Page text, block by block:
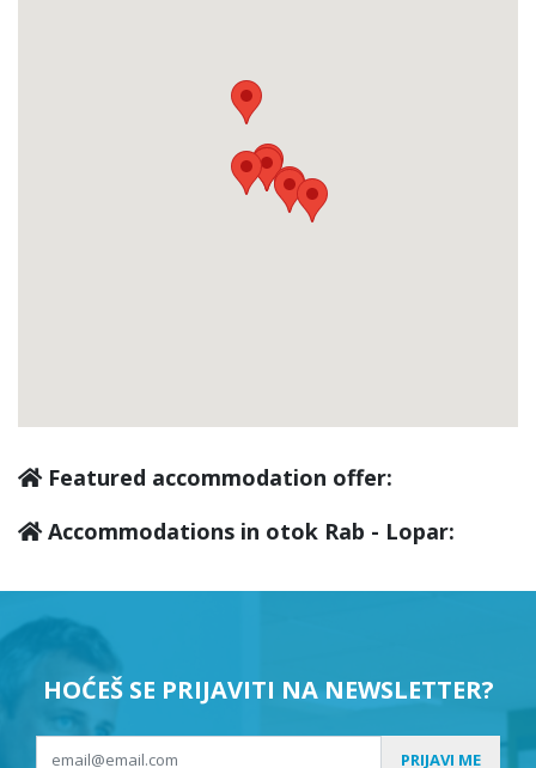
Featured accommodation offer:
Accommodations in otok Rab - Lopar:
HOĆEŠ SE PRIJAVITI NA NEWSLETTER?
PRIJAVI ME